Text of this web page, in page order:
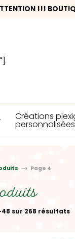
!!!
Créations
personnalisées
Page 4
sur 268 résultats